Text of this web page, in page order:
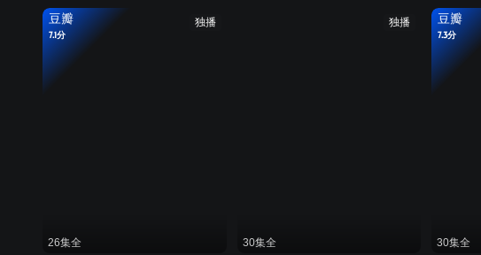
独播
豆瓣
7.1分
26集全
独播
30集全
豆瓣
7.3分
30集全